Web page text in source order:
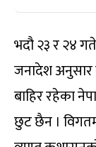
भदौ २३ र २४
जनादेश अनुसार
बाहिर रहेका
छुट छैन ।